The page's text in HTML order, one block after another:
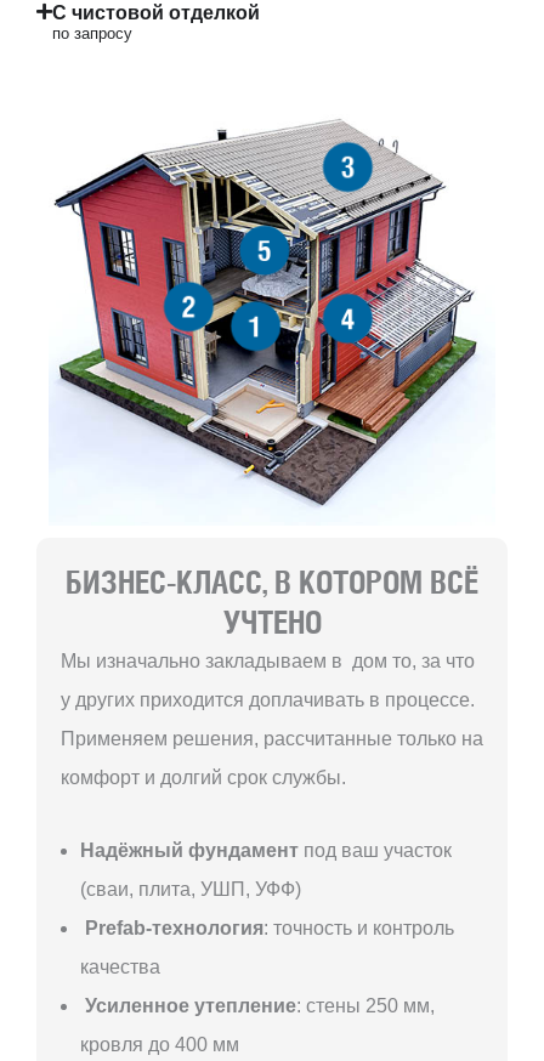
С чистовой отделкой
по запросу
1
2
3
4
5
БИЗНЕС-КЛАСС, В КОТОРОМ ВСЁ
УЧТЕНО
Мы изначально закладываем в дом то, за что
у других приходится доплачивать в процессе.
Применяем решения, рассчитанные только на
комфорт и долгий срок службы.
Надёжный фундамент под ваш участок
(сваи, плита, УШП, УФФ)
Prefab-технология: точность и контроль
качества
Усиленное утепление: стены 250 мм,
кровля до 400 мм